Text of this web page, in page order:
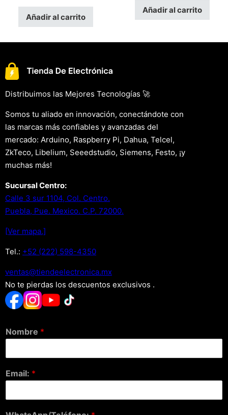
Añadir al carrito
Añadir al carrito
Distribuimos las Mejores Tecnologías 🚀
Somos tu aliado en innovación, conectándote con
las marcas más confiables y avanzadas del
mercado: Arduino, Raspberry Pi, Dahua, Telcel,
ZkTeco, Libelium, Seeedstudio, Siemens, Festo, ¡y
muchas más!
Sucursal Centro:
Calle 3 sur 1104, Col. Centro.
Puebla, Pue. Mexico. C.P. 72000.
[Ver mapa.]
Tel.: +52 (222) 598-4350
xm.acinortceleedneit@satnev
No te pierdas los descuentos exclusivos .
Nombre *
Email: *